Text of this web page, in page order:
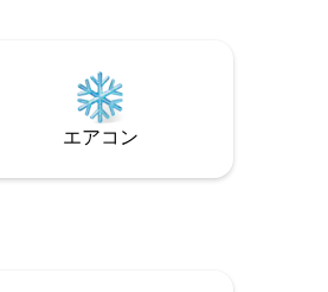
ルギーをすぐそばで感じる
す。無料の高速Wi-Fi、無料
してパームス・カジノへの
お楽しみください。スト
トライフ、ダイニングまで
エアコン